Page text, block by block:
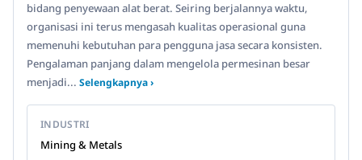
bidang penyewaan alat berat. Seiring berjalannya waktu,
organisasi ini terus mengasah kualitas operasional guna
memenuhi kebutuhan para pengguna jasa secara konsisten.
Pengalaman panjang dalam mengelola permesinan besar
menjadi... Selengkapnya ›
INDUSTRI
Mining & Metals